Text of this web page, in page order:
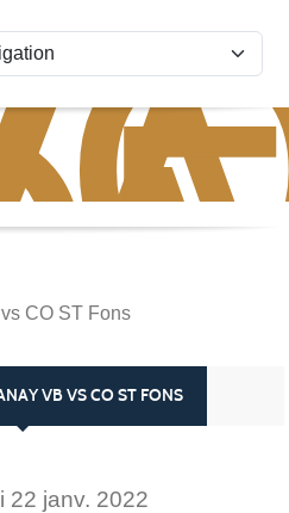
CO ST Fons
VB VS CO ST FONS
22 janv. 2022